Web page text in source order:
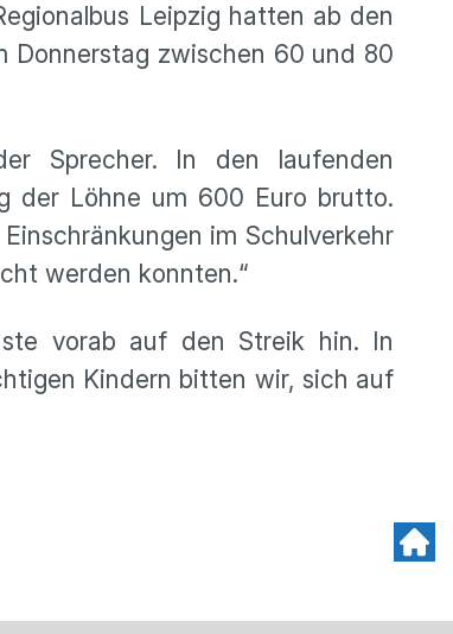
Leipzig hatten ab den
Donnerstag zwischen 60 und 80
Sprecher. In den laufenden
der Löhne um 600 Euro brutto.
im Schulverkehr
werden konnten.“
vorab auf den Streik hin. In
Kindern bitten wir, sich auf